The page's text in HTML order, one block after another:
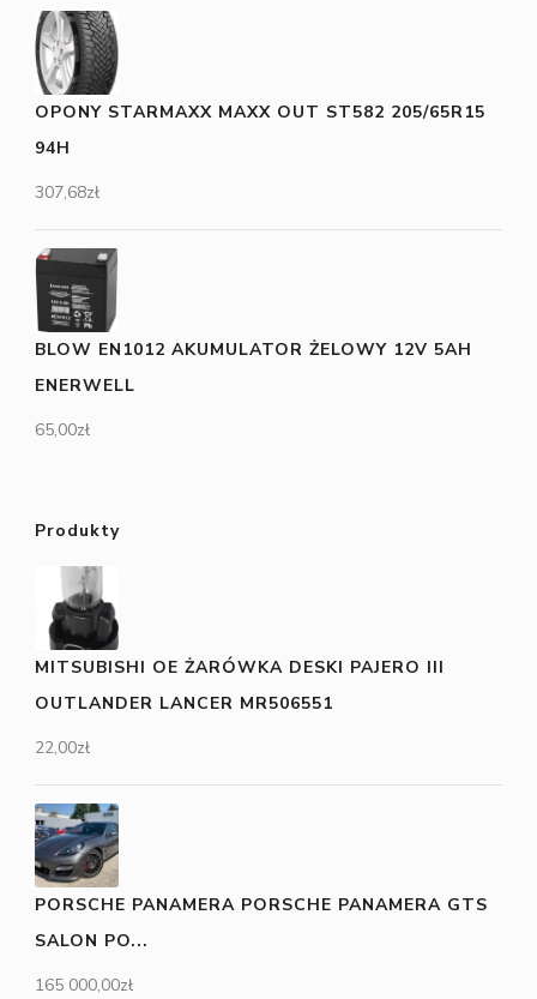
OPONY STARMAXX MAXX OUT ST582 205/65R15
94H
307,68zł
BLOW EN1012 AKUMULATOR ŻELOWY 12V 5AH
ENERWELL
65,00zł
Produkty
MITSUBISHI OE ŻARÓWKA DESKI PAJERO III
OUTLANDER LANCER MR506551
22,00zł
PORSCHE PANAMERA PORSCHE PANAMERA GTS
SALON PO...
165 000,00zł